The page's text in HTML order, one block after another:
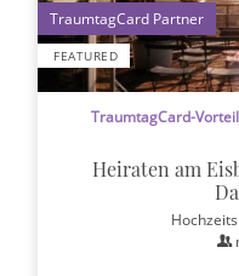
FEATURED
1
TraumtagCard-
Heiraten am